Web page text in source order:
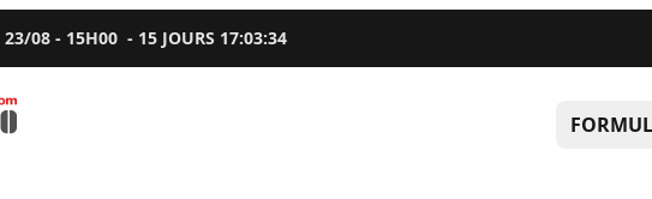
23/08 - 15H00 - 15 JOURS 17:03:33